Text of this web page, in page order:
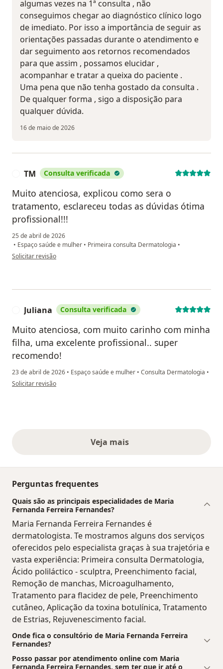
algumas vezes na 1ª consulta , não
conseguimos chegar ao diagnóstico clínico logo
de imediato. Por isso a importância de seguir as
orientações passadas durante o atendimento e
dar seguimento aos retornos recomendados
para que assim , possamos elucidar ,
acompanhar e tratar a queixa do paciente .
Uma pena que não tenha gostado da consulta .
De qualquer forma , sigo a disposição para
qualquer dúvida.
16 de maio de 2026
TM Consulta verificada
Muito atenciosa, explicou como sera o
tratamento, esclareceu todas as dúvidas ótima
profissional!!!
25 de abril de 2026
• Espaço saúde e mulher • Primeira consulta Dermatologia •
na opinião do utilizador TM
Solicitar revisão
Juliana Consulta verificada
Muito atenciosa, com muito carinho com minha
filha, uma excelente profissional.. super
recomendo!
23 de abril de 2026 • Espaço saúde e mulher • Consulta Dermatologia •
na opinião do utilizador Juliana
Solicitar revisão
Veja maisopiniões acima
Perguntas frequentes
Quais são as principais especialidades de Maria
Fernanda Ferreira Fernandes?
Maria Fernanda Ferreira Fernandes é
dermatologista. Te mostramos alguns dos serviços
oferecidos pelo especialista graças à sua trajetória e
vasta experiência: Primeira consulta Dermatologia,
Ácido poliláctico - sculptra, Preenchimento facial,
Remoção de manchas, Microagulhamento,
Tratamento para flacidez de pele, Preenchimento
cutâneo, Aplicação da toxina botulínica, Tratamento
de Estrias, Rejuvenescimento facial.
Onde fica o consultório de Maria Fernanda Ferreira
Fernandes?
Posso passar por atendimento online com Maria
Fernanda Ferreira Fernandes, sem ter que ir até o